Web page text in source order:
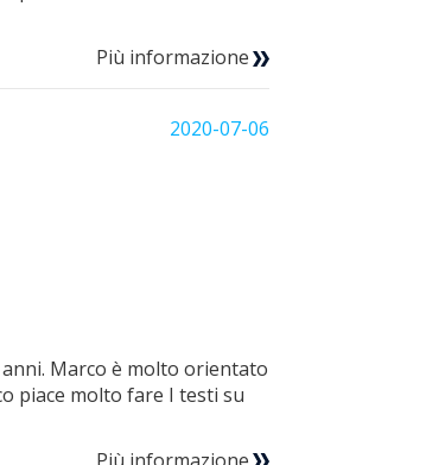
Più informazione
2020-07-06
Marco è molto orientato
piace molto fare I testi su